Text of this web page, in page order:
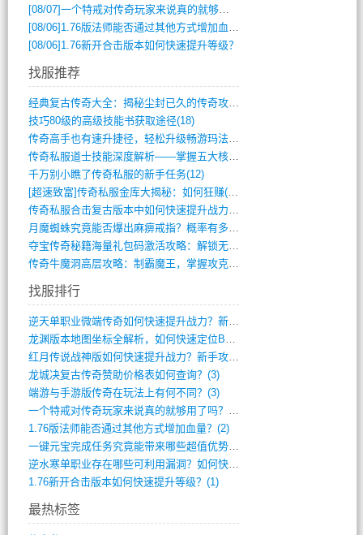
[08/07]一个特戒对传奇玩家来说真的就够用了吗？
[08/06] 1.76版法师能否通过其他方式增加血量？
[08/06] 1.76新开合击版本如何快速提升等级？
找服推荐
经典复古传奇大全：揭秘尘封已久的传奇攻略(348)
技巧80级的高级技能书获取途径(18)
传奇高手也有速升捷径，轻松升级畅游玛法(11)
传奇私服道士技能深度解析——掌握五大核心(956)
千万别小瞧了传奇私服的新手任务(12)
[超速致富]传奇私服金库大揭秘：如何狂赚(590)
传奇私服合击复古版本中如何快速提升战力与(917)
月魔蜘蛛究竟能否爆出麻痹戒指？概率有多大(11)
夺宝传奇秘籍海量礼包码激活攻略：解锁无限(587)
传奇牛魔洞高层攻略：制霸魔王，掌握攻克要(12)
找服排行
逆天单职业微端传奇如何快速提升战力？新手(4)
龙渊版本地图坐标全解析，如何快速定位BO(4)
红月传说战神版如何快速提升战力？新手攻略(3)
龙城决复古传奇赞助价格表如何查询？(3)
端游与手游版传奇在玩法上有何不同？(3)
一个特戒对传奇玩家来说真的就够用了吗？(2)
1.76版法师能否通过其他方式增加血量？(2)
一键元宝完成任务究竟能带来哪些超值优势？(1)
逆水寒单职业存在哪些可利用漏洞？如何快速(1)
1.76新开合击版本如何快速提升等级？(1)
最热标签